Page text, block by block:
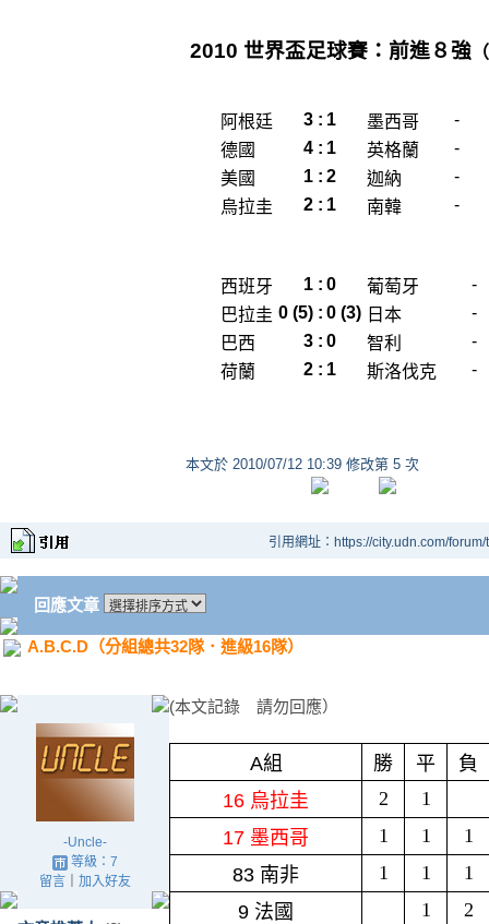
2010 世界盃足球賽：前進８強
阿根廷 3 : 1 墨西哥
-
德國
4 : 1 英格蘭
-
美國
1 : 2 迦納
-
烏拉圭
2 : 1 南韓 -
西班牙 1 : 0 葡萄牙
-
巴拉圭 0 (5) : 0 (3) 日本
-
巴西
3 : 0 智利
-
荷蘭
2 : 1 斯洛伐克 -
本文於 2010/07/12 10:39 修改第 5 次
引用網址：https://city.udn.com/
回應文章
A.B.C.D（分組總共32隊．進級16隊）
-Uncle-
等級：7
留言｜ 加入好友
(本文記錄 請勿回應）
A組 勝 平
負
16 烏拉圭
2
1
17 墨西哥
1 1
1
83 南非
1 1
1
9 法國
1 2